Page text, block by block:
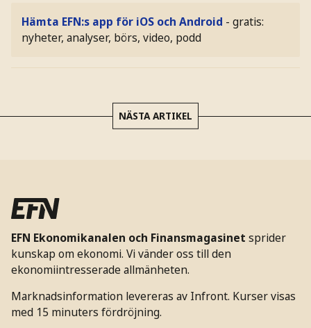
Hämta EFN:s app för iOS och Android - gratis:
nyheter, analyser, börs, video, podd
NÄSTA ARTIKEL
EFN Ekonomikanalen och Finansmagasinet sprider
kunskap om ekonomi. Vi vänder oss till den
ekonomiintresserade allmänheten.
Marknadsinformation levereras av Infront. Kurser visas
med 15 minuters fördröjning.